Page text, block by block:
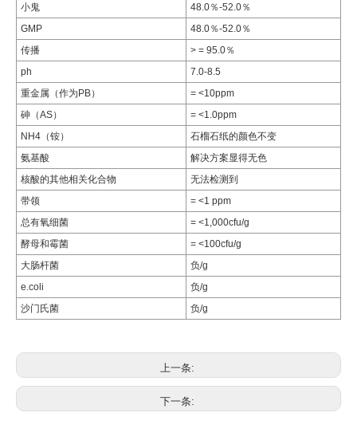
小鬼
48.0％-52.0％
GMP
48.0％-52.0％
传播
> = 95.0％
ph
7.0-8.5
重金属（作为PB）
= <10ppm
砷（AS）
= <1.0ppm
NH4（铵）
石榴石纸的颜色不变
氨基酸
解决方案显得无色
核酸的其他相关化合物
无法检测到
带领
= <1 ppm
总有氧细菌
= <1,000cfu/g
酵母和霉菌
= <100cfu/g
大肠杆菌
负/g
e.coli
负/g
沙门氏菌
负/g
上一条:
下一条: